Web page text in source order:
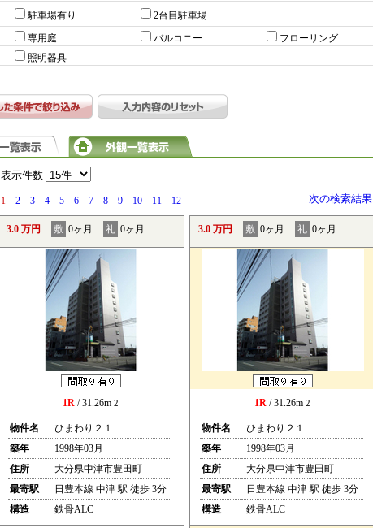
駐車場有り 2台目駐車場
専用庭 バルコニー
フローリング
照明器具
表示件数
1 2 3 4 5 6 7 8 9 10 11 12 次の検索結果
3.0 万円 敷 0ヶ月 礼 0ヶ月
1R / 31.26m 2
物件名
ひまわり２１
築年
1998年03月
住所
大分県中津市豊田町
最寄駅
日豊本線 中津 駅 徒歩 3分
構造
鉄骨ALC
3.0 万円 敷 0ヶ月 礼 0ヶ月
1R / 31.26m 2
物件名
ひまわり２１
築年
1998年03月
住所
大分県中津市豊田町
最寄駅
日豊本線 中津 駅 徒歩 3分
構造
鉄骨ALC